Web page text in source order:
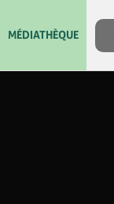
MÉDIATHÈQUE